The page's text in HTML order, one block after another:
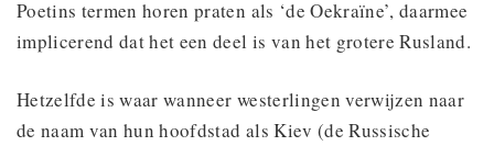
Poetins termen horen praten als ‘de Oekraïne’, daarmee
implicerend dat het een deel is van het grotere Rusland.
Hetzelfde is waar wanneer westerlingen verwijzen naar
de naam van hun hoofdstad als Kiev (de Russische